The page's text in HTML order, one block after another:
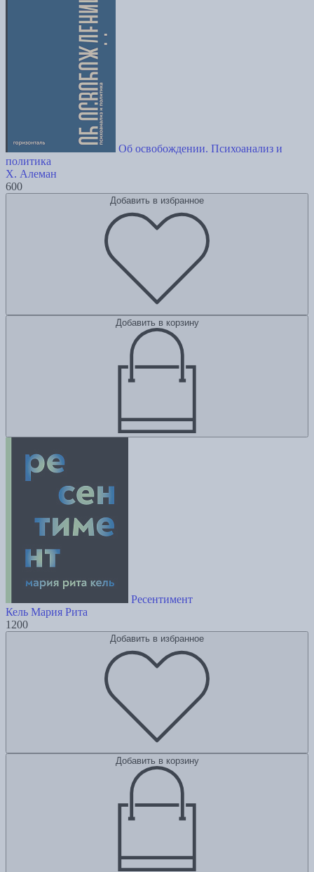
Об освобождении. Психоанализ и
политика
Х. Алеман
600
Добавить в избранное
Добавить в корзину
Ресентимент
Кель Мария Рита
1200
Добавить в избранное
Добавить в корзину